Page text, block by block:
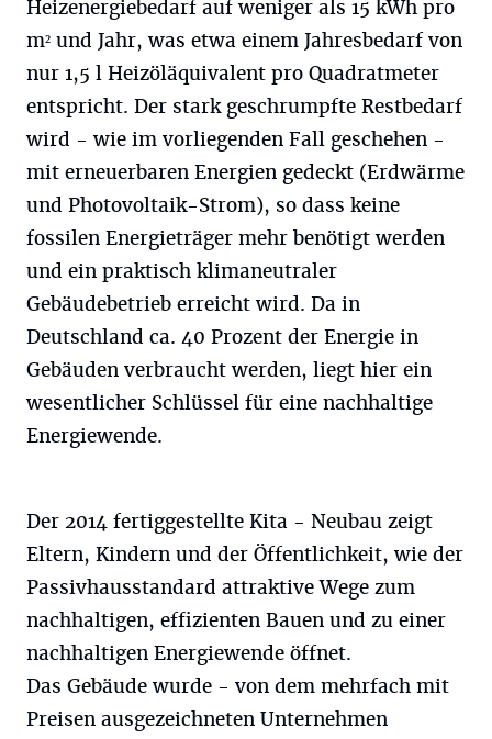
Heizenergiebedarf auf weniger als 15 kWh pro
m² und Jahr, was etwa einem Jahresbedarf von
nur 1,5 l Heizöläquivalent pro Quadratmeter
entspricht. Der stark geschrumpfte Restbedarf
wird - wie im vorliegenden Fall geschehen -
mit erneuerbaren Energien gedeckt (Erdwärme
und Photovoltaik-Strom), so dass keine
fossilen Energieträger mehr benötigt werden
und ein praktisch klimaneutraler
Gebäudebetrieb erreicht wird. Da in
Deutschland ca. 40 Prozent der Energie in
Gebäuden verbraucht werden, liegt hier ein
wesentlicher Schlüssel für eine nachhaltige
Energiewende.
Der 2014 fertiggestellte Kita - Neubau zeigt
Eltern, Kindern und der Öffentlichkeit, wie der
Passivhausstandard attraktive Wege zum
nachhaltigen, effizienten Bauen und zu einer
nachhaltigen Energiewende öffnet.
Das Gebäude wurde - von dem mehrfach mit
Preisen ausgezeichneten Unternehmen